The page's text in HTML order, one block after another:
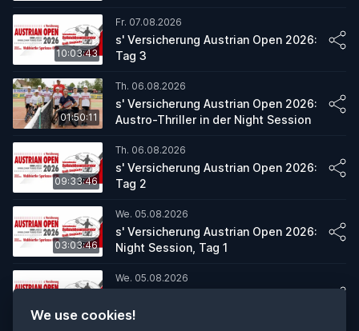
WALDVIERTEL SPARKASSE OPEN
10:03:43
Fr. 07.08.2026
s' Versicherung Austrian Open 2026:
Tag 3
01:50:11
Th. 06.08.2026
s' Versicherung Austrian Open 2026:
Austro-Thriller in der Night Session
09:33:46
Th. 06.08.2026
s' Versicherung Austrian Open 2026:
Tag 2
03:03:46
We. 05.08.2026
s' Versicherung Austrian Open 2026:
Night Session, Tag 1
We. 05.08.2026
Tag 1
We use cookies!